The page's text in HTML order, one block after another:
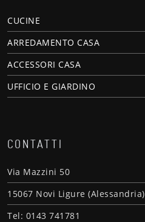
CUCINE
ARREDAMENTO CASA
ACCESSORI CASA
UFFICIO E GIARDINO
CONTATTI
Via Mazzini 50
15067 Novi Ligure (Alessandria)
Tel: 0143 741781